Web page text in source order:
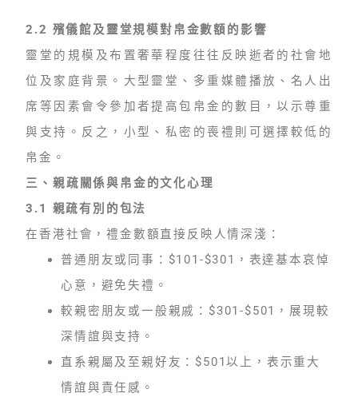
2.2 殯儀館及靈堂規模對帛金數額的影響
靈堂的規模及布置奢華程度往往反映逝者的社會地
位及家庭背景。大型靈堂、多重媒體播放、名人出
席等因素會令參加者提高包帛金的數目，以示尊重
與支持。反之，小型、私密的喪禮則可選擇較低的
帛金。
三、親疏關係與帛金的文化心理
3.1 親疏有別的包法
在香港社會，禮金數額直接反映人情深淺：
普通朋友或同事：$101-$301，表達基本哀悼
心意，避免失禮。
較親密朋友或一般親戚：$301-$501，展現較
深情誼與支持。
直系親屬及至親好友：$501以上，表示重大
情誼與責任感。